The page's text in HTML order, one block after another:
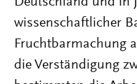
wissenschaftlicher
Fruchtbarmachung
die Verständigung